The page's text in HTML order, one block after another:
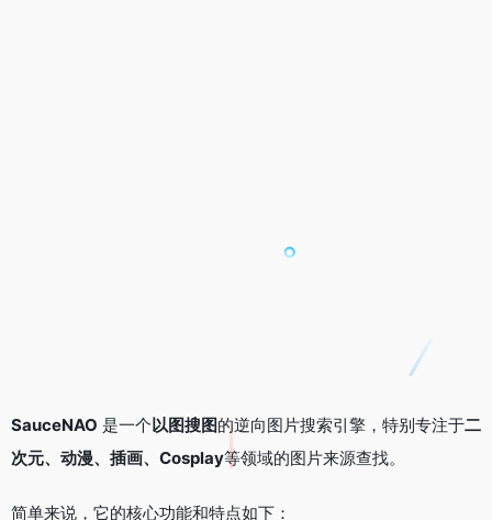
SauceNAO 是一个以图搜图的逆向图片搜索引擎，特别专注于二
次元、动漫、插画、Cosplay等领域的图片来源查找。
简单来说，它的核心功能和特点如下：